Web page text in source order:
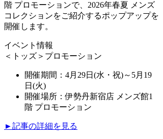
階 プロモーションで、2026年春夏 メンズ
コレクションをご紹介するポップアップを
開催します。
イベント情報
＜トッズ＞プロモーション
開催期間：4月29日(水・祝)～5月19
日(火)
開催場所：伊勢丹新宿店 メンズ館1
階 プロモーション
►記事の詳細を見る